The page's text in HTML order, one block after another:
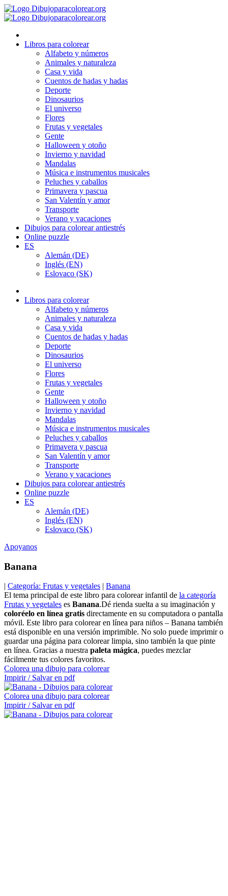
Ir
al
Libros para colorear
Alfabeto y números
Animales y naturaleza
Casa y vida
Cuentos de hadas y hadas
Deporte
Dinosaurios
El universo
Flores
Frutas y vegetales
Gente
Halloween y otoño
Invierno y navidad
Mandalas
Música e instrumentos musicales
Peluches y caballos
Primavera y pascua
San Valentín y amor
Transporte
Verano y vacaciones
Dibujos para colorear antiestrés
Online puzzle
ES
Alemán (DE)
Inglés (EN)
Eslovaco (SK)
Libros para colorear
Alfabeto y números
Animales y naturaleza
Casa y vida
Cuentos de hadas y hadas
Deporte
Dinosaurios
El universo
Flores
Frutas y vegetales
Gente
Halloween y otoño
Invierno y navidad
Mandalas
Música e instrumentos musicales
Peluches y caballos
Primavera y pascua
San Valentín y amor
Transporte
Verano y vacaciones
Dibujos para colorear antiestrés
Online puzzle
ES
Alemán (DE)
Inglés (EN)
Eslovaco (SK)
Apoyanos
Banana
| Categoría: Frutas y vegetales | Banana
El tema principal de este libro para colorear infantil de la categoría
Frutas y vegetales es Banana.Dé rienda suelta a su imaginación y
coloréelo en línea gratis directamente en su computadora o pantalla
móvil. Este libro para colorear en línea para niños – Banana también
está disponible en una versión imprimible. No solo puede imprimir o
guardar una página para colorear limpia, sino también la que pinte
en línea. Gracias a nuestra paleta mágica, puedes mezclar
fácilmente tus colores favoritos.
Colorea una dibujo para colorear
Impirir / Salvar en pdf
Colorea una dibujo para colorear
Impirir / Salvar en pdf